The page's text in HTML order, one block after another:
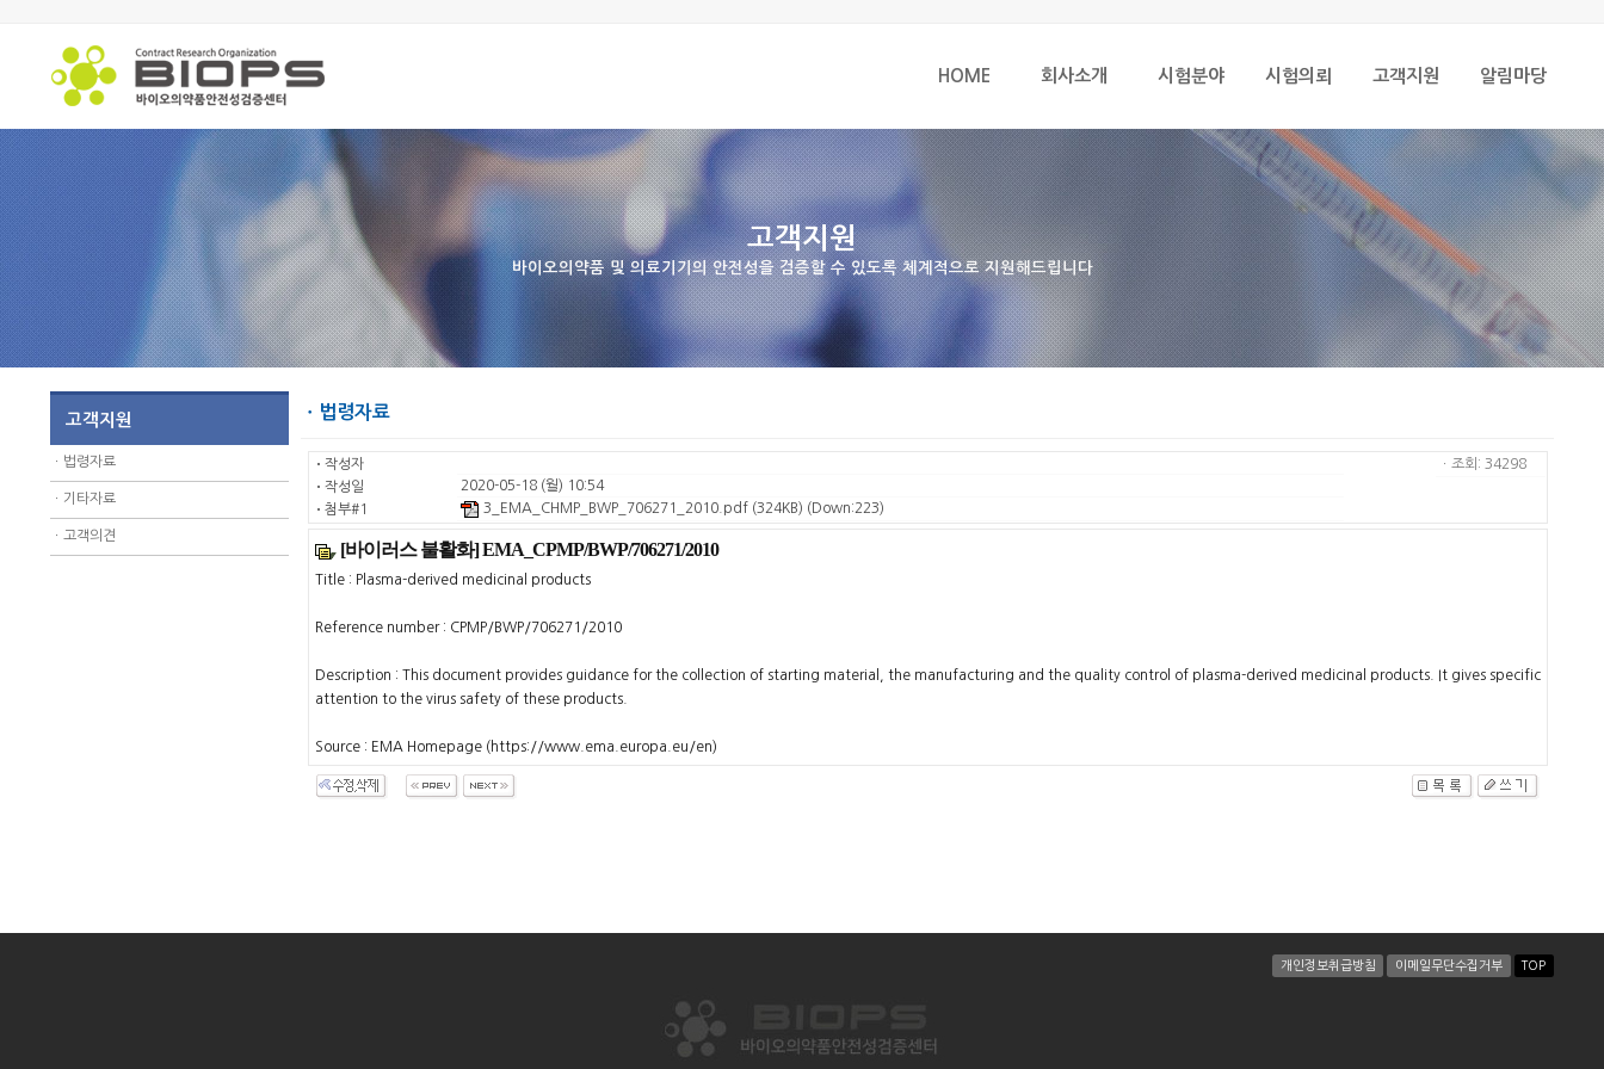
HOME 회사소개 시험분야 시험의뢰 고객지원 알림마당
고객지원
바이오의약품 및 의료기기의 안전성을 검증할 수 있도록 체계적으로 지원해드립니다
고객지원
ㆍ 법령자료
ㆍ 기타자료
ㆍ 고객의견
ㆍ법령자료
ㆍ 작성자
ㆍ 작성일
2020-05-18 (월) 10:54
ㆍ 첨부#1 3_EMA_CHMP_BWP_706271_2010.pdf(324KB) (Down:223)
ㆍ조회: 34298
[바이러스 불활화] EMA_CPMP/BWP/706271/2010
Title : Plasma-derived medicinal products
Reference number : CPMP/BWP/706271/2010
Description : This document provides guidance for the collection of starting material, the manufacturing and the quality control of plasma-derived medicinal products. It gives specific
attention to the virus safety of these products.
Source : EMA Homepage (https://www.ema.europa.eu/en)
개인정보취급방침 이메일무단수집거부 TOP